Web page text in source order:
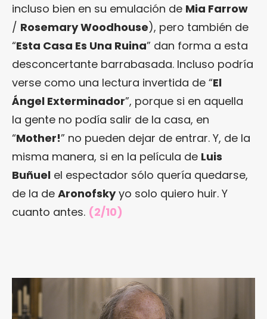
incluso bien en su emulación de Mia Farrow
/ Rosemary Woodhouse), pero también de
“Esta Casa Es Una Ruina” dan forma a esta
desconcertante barrabasada. Incluso podría
verse como una lectura invertida de “El
Ángel Exterminador”, porque si en aquella
la gente no podía salir de la casa, en
“Mother!” no pueden dejar de entrar. Y, de la
misma manera, si en la película de Luis
Buñuel el espectador sólo quería quedarse,
de la de Aronofskyyo solo quiero huir. Y
cuanto antes. (2/10)